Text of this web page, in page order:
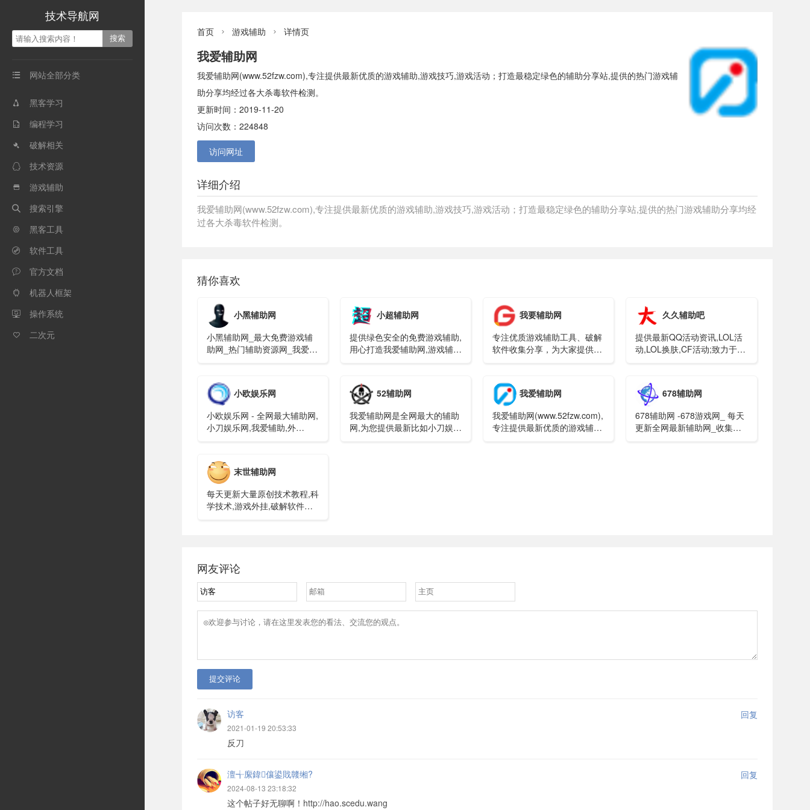
技术导航网
 网站全部分类
 黑客学习
 编程学习
 破解相关
 技术资源
 游戏辅助
 搜索引擎
 黑客工具
 软件工具
 官方文档
 机器人框架
 操作系统
 二次元
首页  游戏辅助  详情页
我爱辅助网
我爱辅助网(www.52fzw.com),专注提供最新优质的游戏辅助,游戏技巧,游戏活动；打造最稳定绿色的辅助分享站,提供的热门游戏辅
助分享均经过各大杀毒软件检测。
更新时间：2019-11-20
访问次数：224848
访问网址
详细介绍
我爱辅助网(www.52fzw.com),专注提供最新优质的游戏辅助,游戏技巧,游戏活动；打造最稳定绿色的辅助分享站,提供的热门游戏辅助分享均经
过各大杀毒软件检测。
猜你喜欢
小黑辅助网
小黑辅助网_最大免费游戏辅
助网_热门辅助资源网_我爱辅
小超辅助网
提供绿色安全的免费游戏辅助,
用心打造我爱辅助网,游戏辅
资源共享平台。
我要辅助网
专注优质游戏辅助工具、破解
软件收集分享，为大家提供免
品牌!
久久辅助吧
提供最新QQ活动资讯,LOL活
动,LOL换肤,CF活动;致力于国
小欧娱乐网
小欧娱乐网 - 全网最大辅助网,
小刀娱乐网,我爱辅助,外
52辅助网
我爱辅助网是全网最大的辅助
网,为您提供最新比如小刀娱乐
我爱辅助网
我爱辅助网(www.52fzw.com),
专注提供最新优质的游戏辅助,
678辅助网
678辅助网 -678游戏网_ 每天
更新全网最新辅助网_收集网
末世辅助网
每天更新大量原创技术教程,科
学技术,游戏外挂,破解软件等,
网友评论
提交评论
访客 回复
2021-01-19 20:53:33
反刀
澶╅緳鍏儴鍙戝竷缃? 回复
2024-08-13 23:18:32
这个帖子好无聊啊！http://hao.scedu.wang